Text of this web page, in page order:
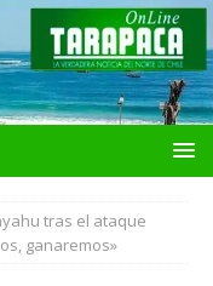
tras el ataque
ganaremos»